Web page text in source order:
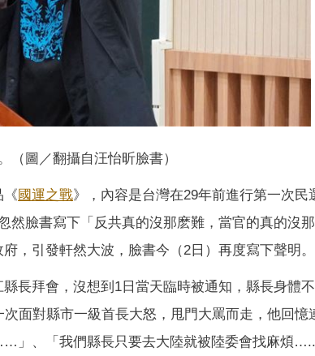
（圖／翻攝自汪怡昕臉書）
《國運之戰》，內容是台灣在29年前進行第一次民
然臉書寫下「反共真的沒那麽難，當官的真的沒
，引發軒然大波，臉書今（2日）再度寫下聲明。
長拜會，沒想到1日當天臨時被通知，縣長身體
面對縣市一級首長大怒，甩門大罵而走，他回憶
」、「我們縣長只要去大陸就被陸委會找麻煩